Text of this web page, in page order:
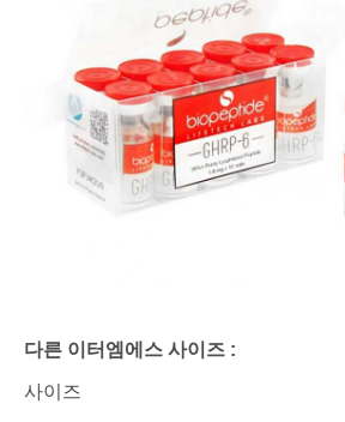
다른 이터엠에스 사이즈 :
사이즈